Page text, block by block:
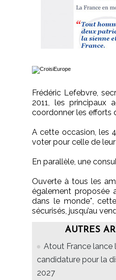
Frédéric Lefebvre,
2011, les principaux
coordonner les efforts
A cette occasion, les
voter pour celle de
En parallèle, une
Ouverte à tous les
également proposée
dans le monde*,
sécurisés, jusqu’au
AUTRES
Atout France lance
candidature pour la
2027